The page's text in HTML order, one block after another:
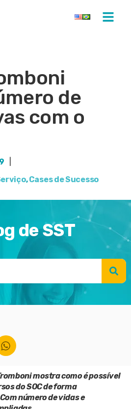
de
com o
,Cases de Sucesso
de SST
mostra como é possível
do SOC de forma
número de vidas e